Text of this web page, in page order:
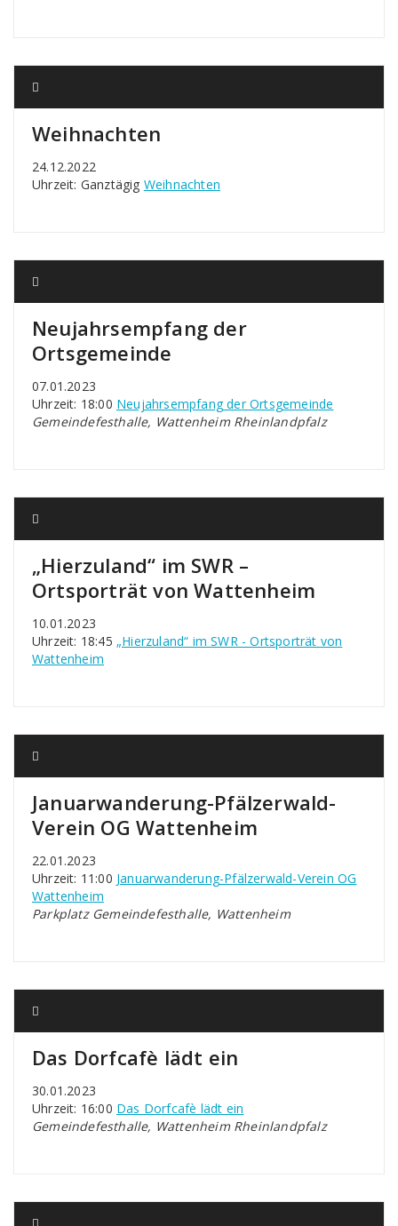
Weihnachten
24.12.2022
Uhrzeit: Ganztägig Weihnachten
Neujahrsempfang der
Ortsgemeinde
07.01.2023
Uhrzeit: 18:00 Neujahrsempfang der Ortsgemeinde
Gemeindefesthalle, Wattenheim Rheinlandpfalz
„Hierzuland“ im SWR –
Ortsporträt von Wattenheim
10.01.2023
Uhrzeit: 18:45 „Hierzuland“ im SWR - Ortsporträt von
Wattenheim
Januarwanderung-Pfälzerwald-
Verein OG Wattenheim
22.01.2023
Uhrzeit: 11:00 Januarwanderung-Pfälzerwald-Verein OG
Wattenheim
Parkplatz Gemeindefesthalle, Wattenheim
Das Dorfcafè lädt ein
30.01.2023
Uhrzeit: 16:00 Das Dorfcafè lädt ein
Gemeindefesthalle, Wattenheim Rheinlandpfalz